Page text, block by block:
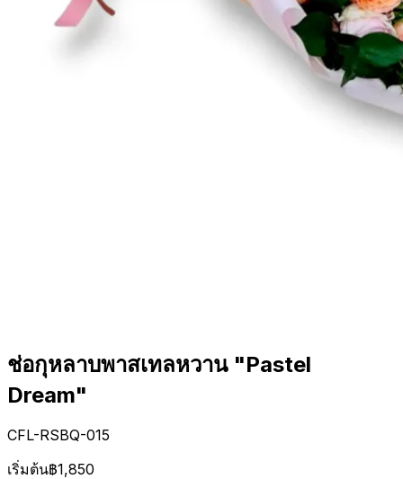
ช่อกุหลาบพาสเทลหวาน "Pastel
Dream"
CFL-RSBQ-015
เริ่มต้น฿1,850